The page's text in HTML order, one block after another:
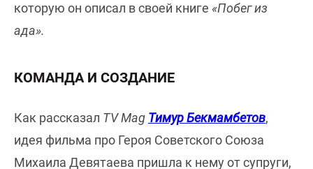
которую он описал в своей книге «Побег из
ада».
КОМАНДА И СОЗДАНИЕ
Как рассказал TV Mag Тимур Бекмамбетов,
идея фильма про Героя Советского Союза
Михаила Девятаева пришла к нему от супруги,